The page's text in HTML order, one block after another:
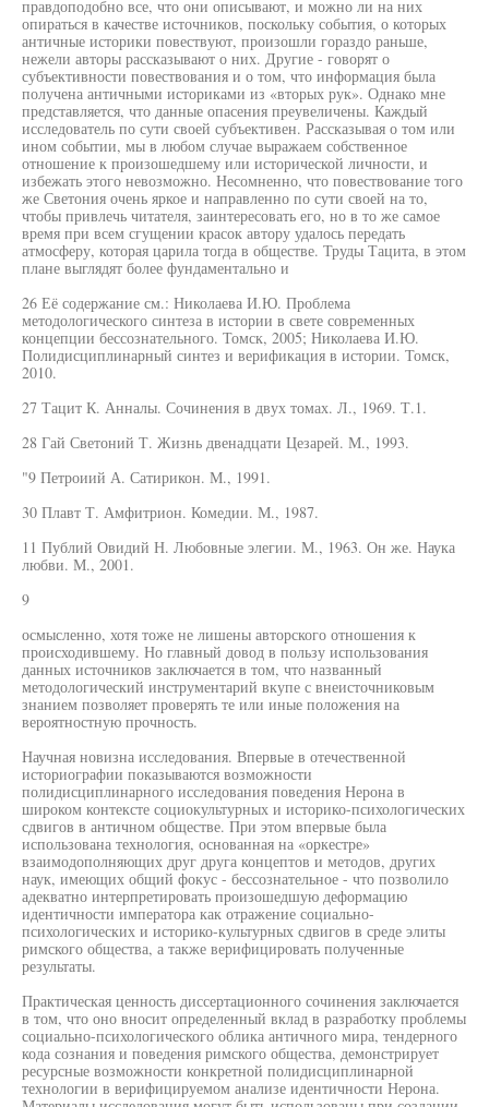
правдоподобно все, что они описывают, и можно ли на них
опираться в качестве источников, поскольку события, о которых
античные историки повествуют, произошли гораздо раньше,
нежели авторы рассказывают о них. Другие - говорят о
субъективности повествования и о том, что информация была
получена античными историками из «вторых рук». Однако мне
представляется, что данные опасения преувеличены. Каждый
исследователь по сути своей субъективен. Рассказывая о том или
ином событии, мы в любом случае выражаем собственное
отношение к произошедшему или исторической личности, и
избежать этого невозможно. Несомненно, что повествование того
же Светония очень яркое и направленно по сути своей на то,
чтобы привлечь читателя, заинтересовать его, но в то же самое
время при всем сгущении красок автору удалось передать
атмосферу, которая царила тогда в обществе. Труды Тацита, в этом
плане выглядят более фундаментально и
26 Её содержание см.: Николаева И.Ю. Проблема
методологического синтеза в истории в свете современных
концепции бессознательного. Томск, 2005; Николаева И.Ю.
Полидисциплинарный синтез и верификация в истории. Томск,
2010.
27 Тацит К. Анналы. Сочинения в двух томах. Л., 1969. Т.1.
28 Гай Светоний Т. Жизнь двенадцати Цезарей. М., 1993.
"9 Петроиий А. Сатирикон. М., 1991.
30 Плавт Т. Амфитрион. Комедии. М., 1987.
11 Публий Овидий Н. Любовные элегии. М., 1963. Он же. Наука
любви. М., 2001.
9
осмысленно, хотя тоже не лишены авторского отношения к
происходившему. Но главный довод в пользу использования
данных источников заключается в том, что названный
методологический инструментарий вкупе с внеисточниковым
знанием позволяет проверять те или иные положения на
вероятностную прочность.
Научная новизна исследования. Впервые в отечественной
историографии показываются возможности
полидисциплинарного исследования поведения Нерона в
широком контексте социокультурных и историко-психологических
сдвигов в античном обществе. При этом впервые была
использована технология, основанная на «оркестре»
взаимодополняющих друг друга концептов и методов, других
наук, имеющих общий фокус - бессознательное - что позволило
адекватно интерпретировать произошедшую деформацию
идентичности императора как отражение социально-
психологических и историко-культурных сдвигов в среде элиты
римского общества, а также верифицировать полученные
результаты.
Практическая ценность диссертационного сочинения заключается
в том, что оно вносит определенный вклад в разработку проблемы
социально-психологического облика античного мира, тендерного
кода сознания и поведения римского общества, демонстрирует
ресурсные возможности конкретной полидисциплинарной
технологии в верифицируемом анализе идентичности Нерона.